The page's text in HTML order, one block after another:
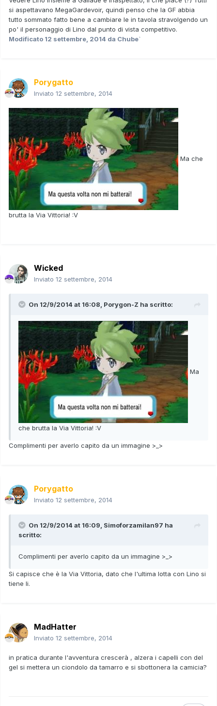
si aspettavano MegaGardevoir, quindi penso che la GF abbia
tutto sommato fatto bene a cambiare le in tavola stravolgendo un
po' il personaggio di Lino dal punto di vista competitivo.
Modificato 12 settembre, 2014 da Chube`
Porygatto
Inviato 12 settembre, 2014
Ma che
brutta la Via Vittoria! :V
Wicked
Inviato 12 settembre, 2014
On 12/9/2014 at 16:08, Porygon-Z ha scritto:
Ma
che brutta la Via Vittoria! :V
Complimenti per averlo capito da un immagine >_>
Porygatto
Inviato 12 settembre, 2014
On 12/9/2014 at 16:09, Simoforzamilan97 ha
scritto:
Complimenti per averlo capito da un immagine >_>
Si capisce che è la Via Vittoria, dato che l'ultima lotta con Lino si
tiene li.
MadHatter
Inviato 12 settembre, 2014
in pratica durante l'avventura crescerà , alzera i capelli con del
gel si mettera un ciondolo da tamarro e si sbottonera la camicia?